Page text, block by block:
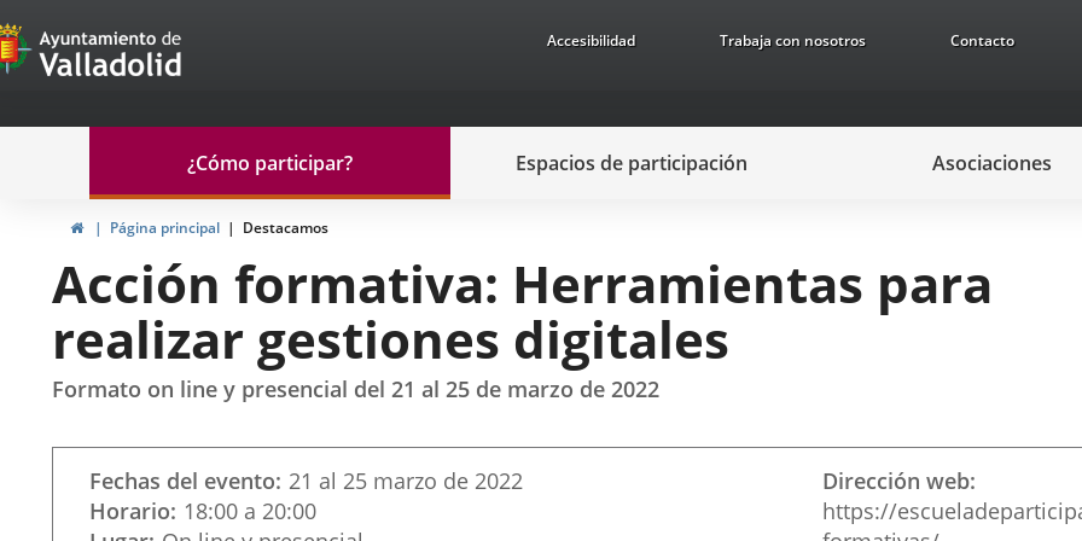
Portal
de
Participación
Accesibilidad Trabaja con nosotros Contacto
navegación
Participación
¿Cómo participar? Espacios de participación Asociaciones
HomePágina principal Destacamos
Acción formativa: Herramientas para
realizar gestiones digitales
Formato on line y presencial del 21 al 25 de marzo de 2022
del
evento
Fechas del evento 21 al 25 marzo de 2022
Horario 18:00 a 20:00
Dirección web
https://